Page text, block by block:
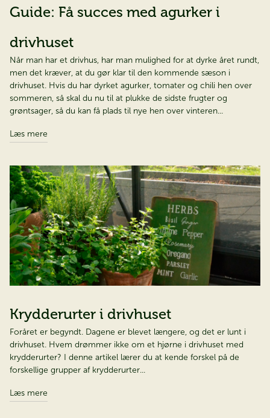
Guide: Få succes med agurker i
drivhuset
Når man har et drivhus, har man mulighed for at dyrke året rundt,
men det kræver, at du gør klar til den kommende sæson i
drivhuset. Hvis du har dyrket agurker, tomater og chili hen over
sommeren, så skal du nu til at plukke de sidste frugter og
grøntsager, så du kan få plads til nye hen over vinteren...
Læs mere
Krydderurter i drivhuset
Foråret er begyndt. Dagene er blevet længere, og det er lunt i
drivhuset. Hvem drømmer ikke om et hjørne i drivhuset med
krydderurter? I denne artikel lærer du at kende forskel på de
forskellige grupper af krydderurter...
Læs mere